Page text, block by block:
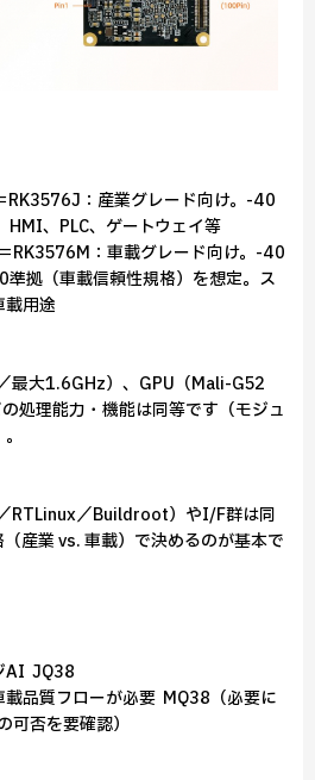
RK3576J：産業グレード向け。-40
、PLC、ゲートウェイ等
RK3576M：車載グレード向け。-40
拠（車載信頼性規格）を想定。ス
載用途
大1.6GHz）、GPU（Mali-G52
処理能力・機能は同等です（モジュ
RTLinux／Buildroot）やI/F群は同
産業 vs. 車載）で決めるのが基本で
→ JQ38
品質フローが必要 → MQ38（必要に
否を要確認）